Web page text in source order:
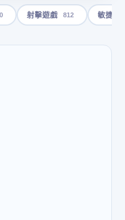
射擊遊戲 812 敏捷遊